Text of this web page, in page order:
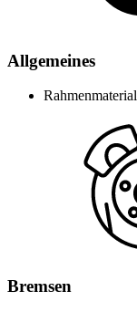
Allgemeines
Rahmenmaterial
Bremsen